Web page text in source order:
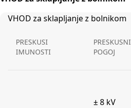
VHOD za sklapljanje z bolnikom
PRESKUSI
IMUNOSTI
PRESKUSNI
POGOJ
± 8 kV